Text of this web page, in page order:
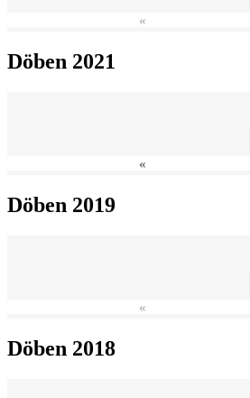
«
Döben 2021
«
Döben 2019
«
Döben 2018